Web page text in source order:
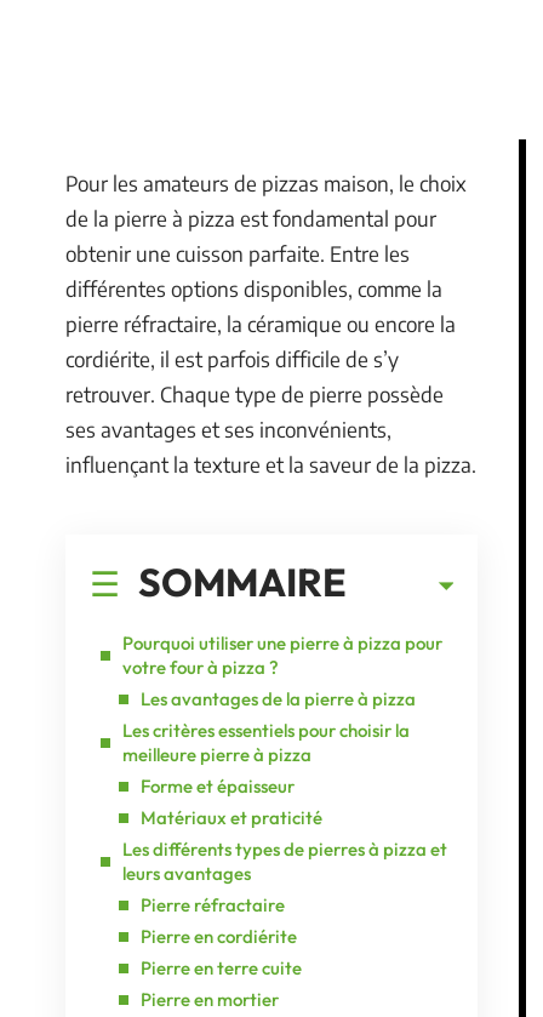
Pour les amateurs de pizzas maison, le choix
de la pierre à pizza est fondamental pour
obtenir une cuisson parfaite. Entre les
différentes options disponibles, comme la
pierre réfractaire, la céramique ou encore la
cordiérite, il est parfois difficile de s’y
retrouver. Chaque type de pierre possède
ses avantages et ses inconvénients,
influençant la texture et la saveur de la pizza.
SOMMAIRE
Pourquoi utiliser une pierre à pizza pour
votre four à pizza ?
Les avantages de la pierre à pizza
Les critères essentiels pour choisir la
meilleure pierre à pizza
Forme et épaisseur
Matériaux et praticité
Les différents types de pierres à pizza et
leurs avantages
Pierre réfractaire
Pierre en cordiérite
Pierre en terre cuite
Pierre en mortier